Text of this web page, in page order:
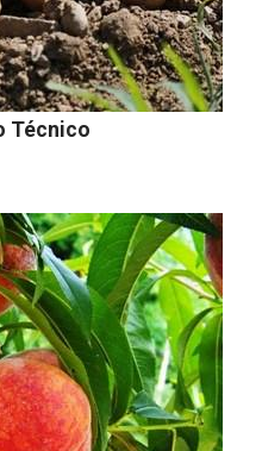
Técnico